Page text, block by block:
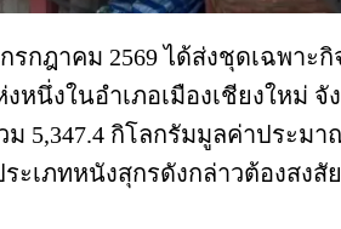
รกฎาคม 2569 ได้ส่งชุดเฉพาะ
หนึ่งในอำเภอเมืองเชียงใหม่
5,347.4 กิโลกรัมมูลค่าประม
ระเภทหนังสุกรดังกล่าวต้องส